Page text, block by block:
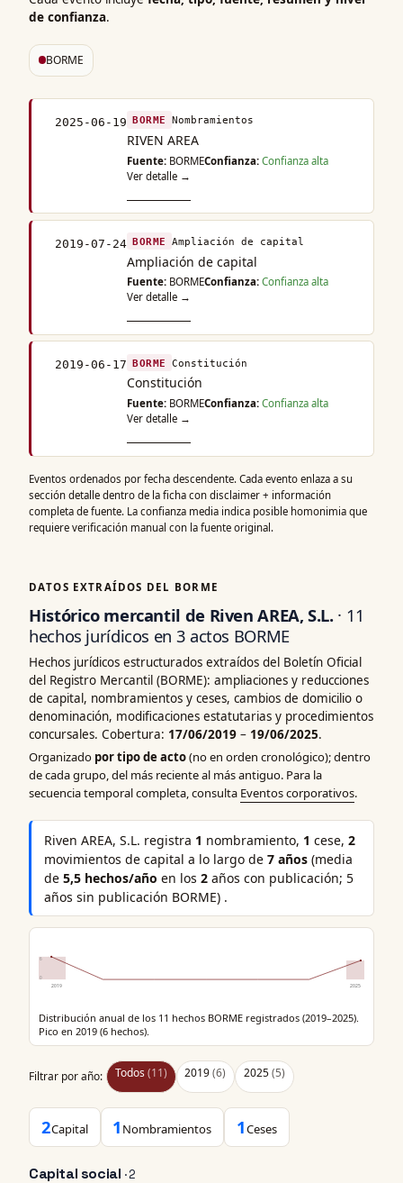
de confianza.
BORME
2025-06-19 BORME Nombramientos
RIVEN AREA
Fuente: BORMEConfianza: Confianza alta
Ver detalle →
2019-07-24 BORME Ampliación de capital
Ampliación de capital
Fuente: BORMEConfianza: Confianza alta
Ver detalle →
2019-06-17 BORME Constitución
Constitución
Fuente: BORMEConfianza: Confianza alta
Ver detalle →
Eventos ordenados por fecha descendente. Cada evento enlaza a su
sección detalle dentro de la ficha con disclaimer + información
completa de fuente. La confianza media indica posible homonimia que
requiere verificación manual con la fuente original.
DATOS EXTRAÍDOS DEL BORME
Histórico mercantil de Riven AREA, S.L. · 11
hechos jurídicos en 3 actos BORME
Hechos jurídicos estructurados extraídos del Boletín Oficial
del Registro Mercantil (BORME): ampliaciones y reducciones
de capital, nombramientos y ceses, cambios de domicilio o
denominación, modificaciones estatutarias y procedimientos
concursales. Cobertura: 17/06/2019 – 19/06/2025.
Organizado por tipo de acto(no en orden cronológico); dentro
de cada grupo, del más reciente al más antiguo. Para la
secuencia temporal completa, consulta Eventos corporativos.
Riven AREA, S.L. registra 1 nombramiento, 1 cese,2
movimientos de capital a lo largo de7 años (media
de5,5 hechos/año en los2 años con publicación; 5
años sin publicación BORME) .
6
0
2019
2025
Distribución anual de los 11 hechos BORME registrados (2019–2025).
Pico en 2019 (6 hechos).
Filtrar por año: Todos (11) 2019(6) 2025(5)
2Capital 1 Nombramientos 1Ceses
Capital social · 2